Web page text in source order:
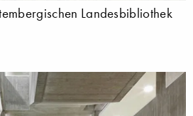
Landesbibliothek